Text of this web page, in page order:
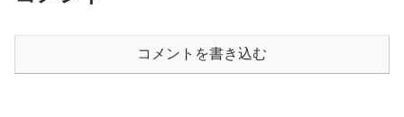
コメントを書き込む